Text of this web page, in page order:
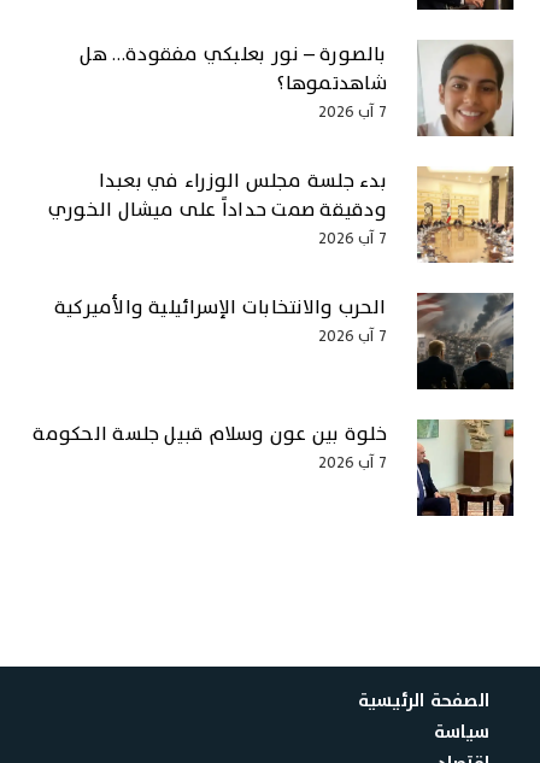
بالصورة – نور بعلبكي مفقودة… هل
شاهدتموها؟
7 آب 2026
بدء جلسة مجلس الوزراء في بعبدا
ودقيقة صمت حداداً على ميشال الخوري
7 آب 2026
الحرب والانتخابات الإسرائيلية والأميركية
7 آب 2026
خلوة بين عون وسلام قبيل جلسة الحكومة
7 آب 2026
الصفحة الرئيسية
سياسة